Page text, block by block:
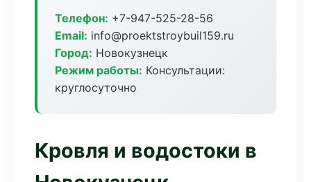
Телефон: +7-947-525-28-56
Email: info@proektstroybuil159.ru
Город: Новокузнецк
Режим работы: Консультации:
круглосуточно
Кровля и водостоки в